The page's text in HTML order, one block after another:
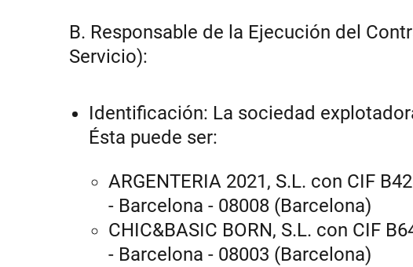
B. Responsable de la Ejecución del
Servicio):
Identificación: La sociedad
Ésta puede ser:
ARGENTERIA 2021, S.L. con CIF
- Barcelona - 08008 (Barcelona)
CHIC&BASIC BORN, S.L. con CIF
- Barcelona - 08003 (Barcelona)